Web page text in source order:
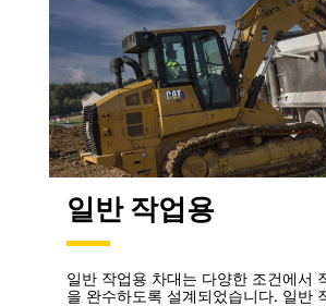
일반 작업용
일반 작업용 차대는 다양한 조건에서
을 완수하도록 설계되었습니다. 일반